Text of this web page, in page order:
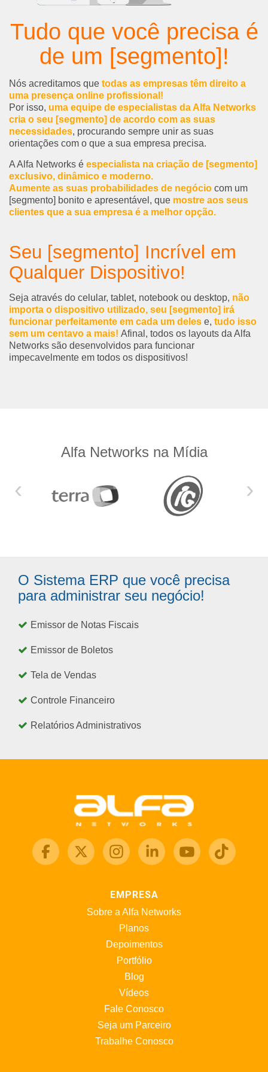
Tudo que você precisa é
de um [segmento]!
Nós acreditamos que todas as empresas têm direito a
uma presença online profissional!
Por isso, uma equipe de especialistas da Alfa Networks
cria o seu [segmento] de acordo com as suas
necessidades, procurando sempre unir as suas
orientações com o que a sua empresa precisa.
A Alfa Networks é especialista na criação de [segmento]
exclusivo, dinâmico e moderno.
Aumente as suas probabilidades de negócio com um
[segmento] bonito e apresentável, que mostre aos seus
clientes que a sua empresa é a melhor opção.
Seu [segmento] Incrível em
Qualquer Dispositivo!
Seja através do celular, tablet, notebook ou desktop, não
importa o dispositivo utilizado, seu [segmento] irá
funcionar perfeitamente em cada um deles e, tudo isso
sem um centavo a mais! Afinal, todos os layouts da Alfa
Networks são desenvolvidos para funcionar
impecavelmente em todos os dispositivos!
Alfa Networks na Mídia
‹ ›
O Sistema ERP que você precisa
para administrar seu negócio!
Emissor de Notas Fiscais
Emissor de Boletos
Tela de Vendas
Controle Financeiro
Relatórios Administrativos
EMPRESA
Sobre a Alfa Networks
Planos
Depoimentos
Portfólio
Blog
Vídeos
Fale Conosco
Seja um Parceiro
Trabalhe Conosco